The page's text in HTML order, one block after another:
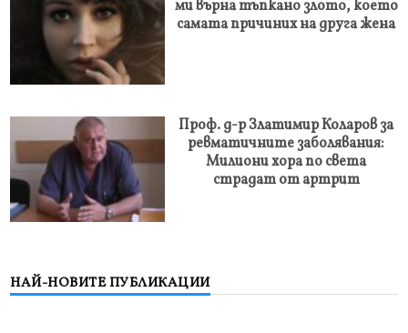
ми върна тъпкано злото, което
самата причиних на друга жена
Проф. д-р Златимир Коларов за
ревматичните заболявания:
Милиони хора по света
страдат от артрит
НАЙ-НОВИТЕ ПУБЛИКАЦИИ